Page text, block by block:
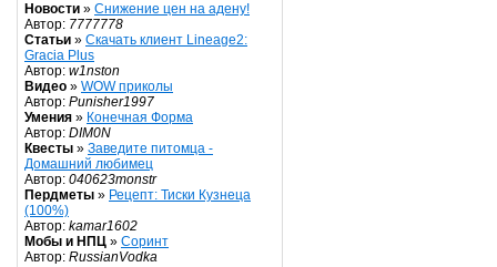
Новости » Снижение цен на адену!
Автор: 7777778
Статьи » Скачать клиент Lineage2:
Gracia Plus
Автор: w1nston
Видео » WOW приколы
Автор: Punisher1997
Умения » Конечная Форма
Автор: DIM0N
Квесты » Заведите питомца -
Домашний любимец
Автор: 040623monstr
Пердметы » Рецепт: Тиски Кузнеца
(100%)
Автор: kamar1602
Мобы и НПЦ » Соринт
Автор: RussianVodka